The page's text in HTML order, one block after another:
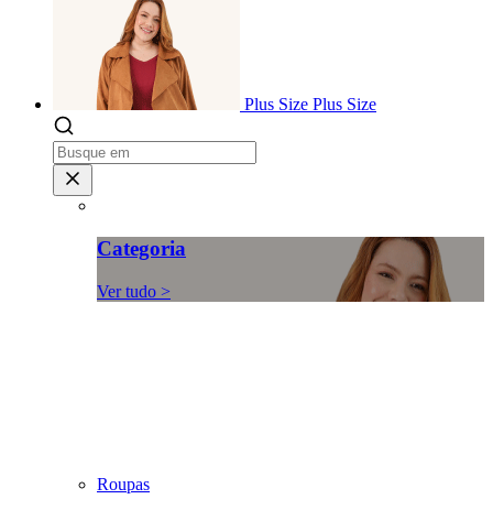
Plus Size Plus Size
Categoria
Ver tudo >
Roupas